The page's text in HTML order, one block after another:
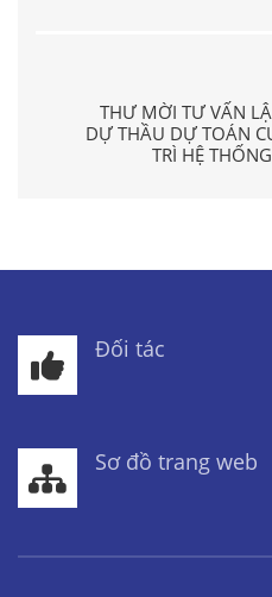
THƯ MỜI TƯ VẤN
DỰ THẦU DỰ TOÁN
TRÌ HỆ
Đối tác
Sơ đồ trang web